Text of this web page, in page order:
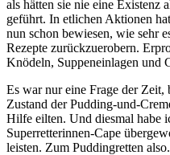
als hätten sie nie eine Existenz
geführt. In etlichen Aktionen
nun schon bewiesen, wie sehr
Rezepte zurückzuerobern.
Knödeln, Suppeneinlagen und
Es war nur eine Frage der Zeit,
Zustand der Pudding-und-
Hilfe eilten. Und diesmal habe
Superretterinnen-Cape
leisten. Zum Puddingretten also.